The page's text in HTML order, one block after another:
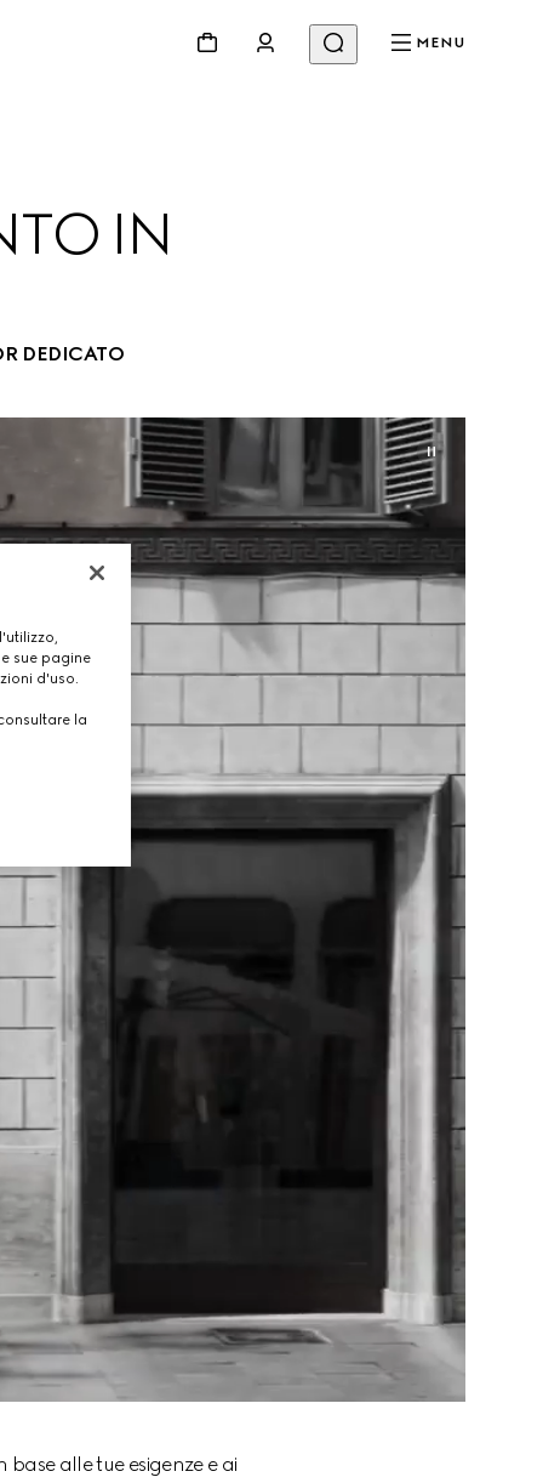
MENU
IN
DEDICATO
alle tue esigenze e ai
sue pagine
d'uso.
la